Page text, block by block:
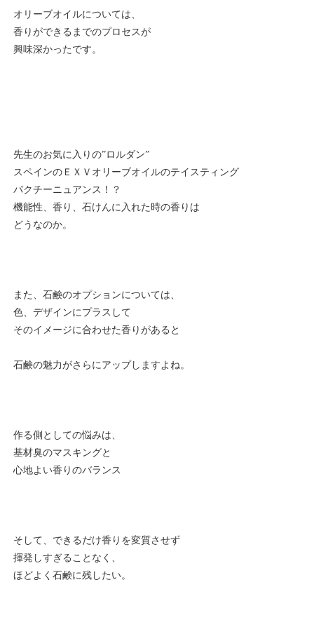
オリーブオイルについては、
香りができるまでのプロセスが
興味深かったです。
先生のお気に入りの”ロルダン”
スペインのＥＸＶオリーブオイルのテイスティング
パクチーニュアンス！？
機能性、香り、石けんに入れた時の香りは
どうなのか。
また、石鹸のオプションについては、
色、デザインにプラスして
そのイメージに合わせた香りがあると
石鹸の魅力がさらにアップしますよね。
作る側としての悩みは、
基材臭のマスキングと
心地よい香りのバランス
そして、できるだけ香りを変質させず
揮発しすぎることなく、
ほどよく石鹸に残したい。